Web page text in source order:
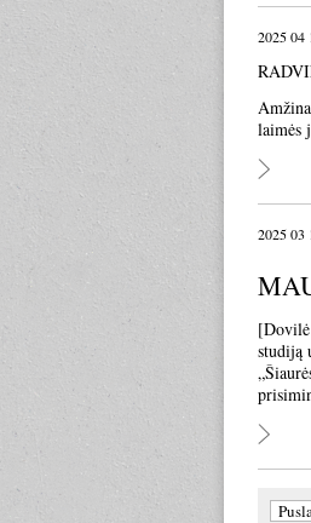
2025 04
laimės
2025 03
studiją